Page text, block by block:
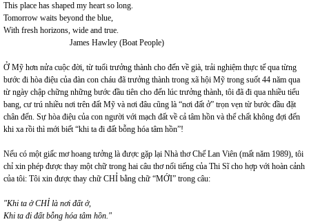
This place has shaped my heart so long.
Tomorrow waits beyond the blue,
With fresh horizons, wide and true.
James Hawley (Boat People)
Ở Mỹ hơn nửa cuộc đời, từ tuổi trưởng thành cho đến về già, trải nghiệm thực tế qua từng
bước đi hòa điệu của đàn con cháu đã trưởng thành trong xã hội Mỹ trong suốt 44 năm qua
từ ngày chập chững những bước đầu tiên cho đến lúc trưởng thành, tôi đã đi qua nhiều tiểu
bang, cư trú nhiều nơi trên đất Mỹ và nơi đâu cũng là “nơi đất ở” trọn vẹn từ bước đầu đặt
chân đến. Sự hòa điệu của con người với mạch đất về cả tâm hồn và thể chất không đợi đến
khi xa rồi thì mới biết “khi ta đi đất bỗng hóa tâm hồn”!
Nếu có một giấc mơ hoang tưởng là được gặp lại Nhà thơ Chế Lan Viên (mất năm 1989), tôi
chỉ xin phép được thay một chữ trong hai câu thơ nổi tiếng của Thi Sĩ cho hợp với hoàn cảnh
của tôi: Tôi xin được thay chữ CHỈ bằng chữ “MỚI” trong câu:
"Khi ta ở CHỈ là nơi đất ở,
Khi ta đi đất bỗng hóa tâm hồn."